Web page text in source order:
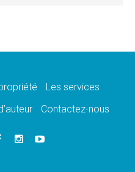
mémoire nationale
par l'empathie» estime
Les services
Contactez-nous